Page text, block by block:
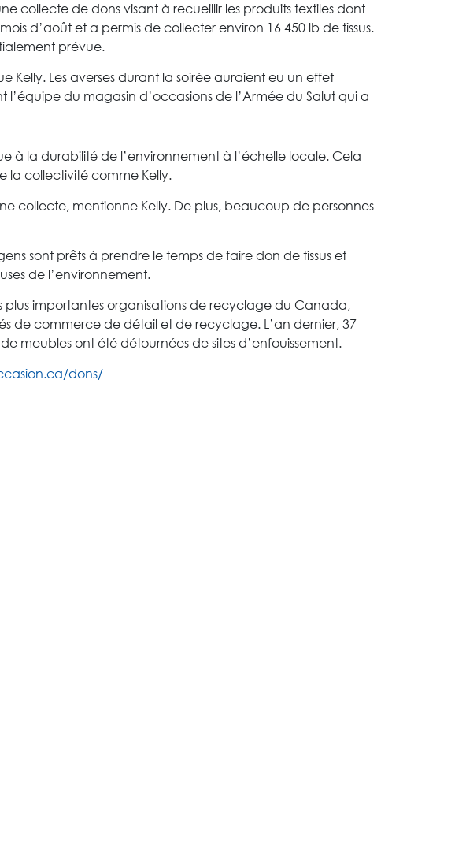
collecte de dons visant à recueillir les produits textiles dont
d’août et a permis de collecter environ 16 450 lb de tissus.
prévue.
Kelly. Les averses durant la soirée auraient eu un effet
du magasin d’occasions de l’Armée du Salut qui a
à la durabilité de l’environnement à l’échelle locale. Cela
la collectivité comme Kelly.
collecte, mentionne Kelly. De plus, beaucoup de personnes
sont prêts à prendre le temps de faire don de tissus et
de l’environnement.
plus importantes organisations de recyclage du Canada,
de commerce de détail et de recyclage. L’an dernier, 37
meubles ont été détournées de sites d’enfouissement.
dons/